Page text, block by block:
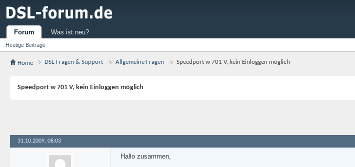
Forum
Heutige Beiträge
Was ist neu?
Home DSL-Fragen & Support Allgemeine Fragen Speedport w 701 V, kein Einloggen möglich
Speedport w 701 V, kein Einloggen möglich
31.10.2009, 06:03
Hallo zusammen,